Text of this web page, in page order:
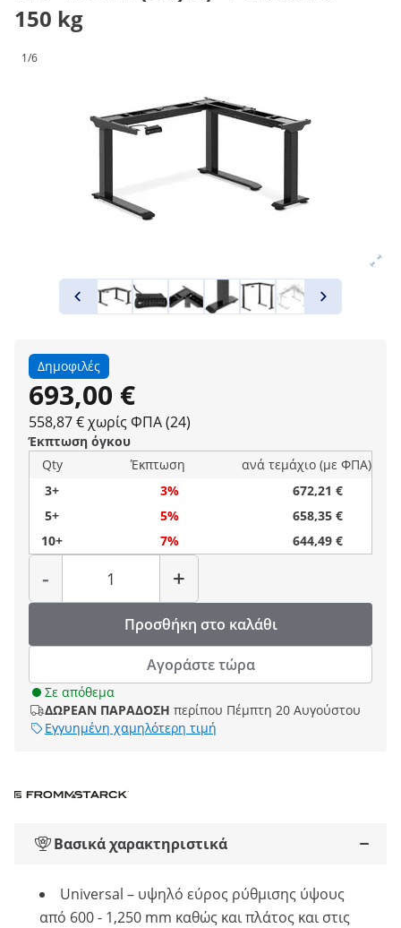
150 kg
1/6
Δημοφιλές
693,00 €
558,87 € χωρίς ΦΠΑ (24)
Έκπτωση όγκου
Qty
Έκπτωση
ανά τεμάχιο (με ΦΠΑ)
3+
3%
672,21 €
5+
5%
658,35 €
10+
7% 644,49 €
-
Ποσότητα
+
Προσθήκη στο καλάθι
Αγοράστε τώρα
Σε απόθεμα
ΔΩΡΕΑΝ ΠΑΡΑΔΟΣΗ περίπου Πέμπτη 20 Αυγούστου
Εγγυημένη χαμηλότερη τιμή
Βασικά χαρακτηριστικά
Universal – υψηλό εύρος ρύθμισης ύψους
από 600 - 1,250 mm καθώς και πλάτος και στις